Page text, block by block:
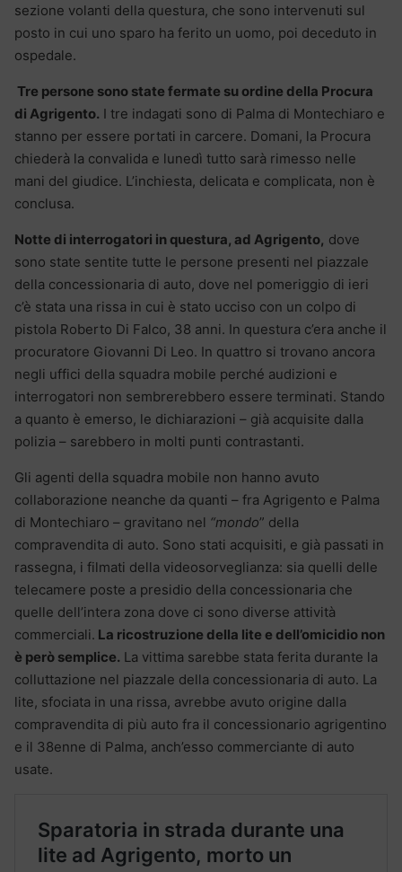
sezione volanti della questura, che sono intervenuti sul
posto in cui uno sparo ha ferito un uomo, poi deceduto in
ospedale.
Tre persone sono state fermate su ordine della Procura
di Agrigento. I tre indagati sono di Palma di Montechiaro e
stanno per essere portati in carcere. Domani, la Procura
chiederà la convalida e lunedì tutto sarà rimesso nelle
mani del giudice. L’inchiesta, delicata e complicata, non è
conclusa.
Notte di interrogatori in questura, ad Agrigento, dove
sono state sentite tutte le persone presenti nel piazzale
della concessionaria di auto, dove nel pomeriggio di ieri
c’è stata una rissa in cui è stato ucciso con un colpo di
pistola Roberto Di Falco, 38 anni. In questura c’era anche il
procuratore Giovanni Di Leo. In quattro si trovano ancora
negli uffici della squadra mobile perché audizioni e
interrogatori non sembrerebbero essere terminati. Stando
a quanto è emerso, le dichiarazioni – già acquisite dalla
polizia – sarebbero in molti punti contrastanti.
Gli agenti della squadra mobile non hanno avuto
collaborazione neanche da quanti – fra Agrigento e Palma
di Montechiaro – gravitano nel “mondo” della
compravendita di auto. Sono stati acquisiti, e già passati in
rassegna, i filmati della videosorveglianza: sia quelli delle
telecamere poste a presidio della concessionaria che
quelle dell’intera zona dove ci sono diverse attività
commerciali. La ricostruzione della lite e dell’omicidio non
è però semplice. La vittima sarebbe stata ferita durante la
colluttazione nel piazzale della concessionaria di auto. La
lite, sfociata in una rissa, avrebbe avuto origine dalla
compravendita di più auto fra il concessionario agrigentino
e il 38enne di Palma, anch’esso commerciante di auto
usate.